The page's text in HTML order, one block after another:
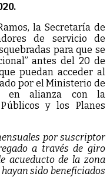
la Secretaría de
de servicio de
para que se
antes del 20 de
puedan acceder al
por el Ministerio de
en alianza con la
y los Planes
por suscriptor
a través de giro
acueducto de la zona
sido beneficiados